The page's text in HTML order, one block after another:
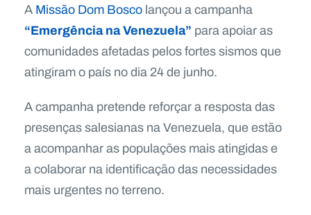
AMissão Dom Boscolançou a campanha
“Emergência na Venezuela” para apoiar as
comunidades afetadas pelos fortes sismos que
atingiram o país no dia 24 de junho.
A campanha pretende reforçar a resposta das
presenças salesianas na Venezuela, que estão
a acompanhar as populações mais atingidas e
a colaborar na identificação das necessidades
mais urgentes no terreno.